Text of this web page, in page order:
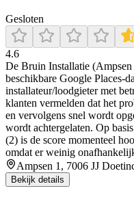
Gesloten
4.6
De Bruin Installatie
beschikbare Google Places-
installateur/loodgieter met
klanten vermelden dat het
en vervolgens snel wordt
wordt achtergelaten. Op
(2) is de score momenteel
omdat er weinig
Ampsen 1, 7006 JJ
Bekijk details